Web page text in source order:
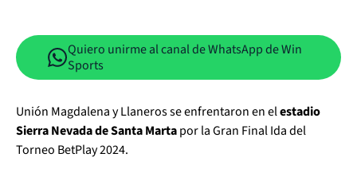
Quiero unirme al canal de WhatsApp de Win
Sports
Unión Magdalena y Llaneros se enfrentaron en elestadio
Sierra Nevada de Santa Martapor la Gran Final Ida del
Torneo BetPlay 2024.